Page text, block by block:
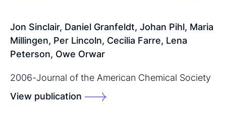
Jon Sinclair, Daniel Granfeldt, Johan Pihl, Maria
Millingen, Per Lincoln, Cecilia Farre, Lena
Peterson, Owe Orwar
2006-Journal of the American Chemical Society
View publication